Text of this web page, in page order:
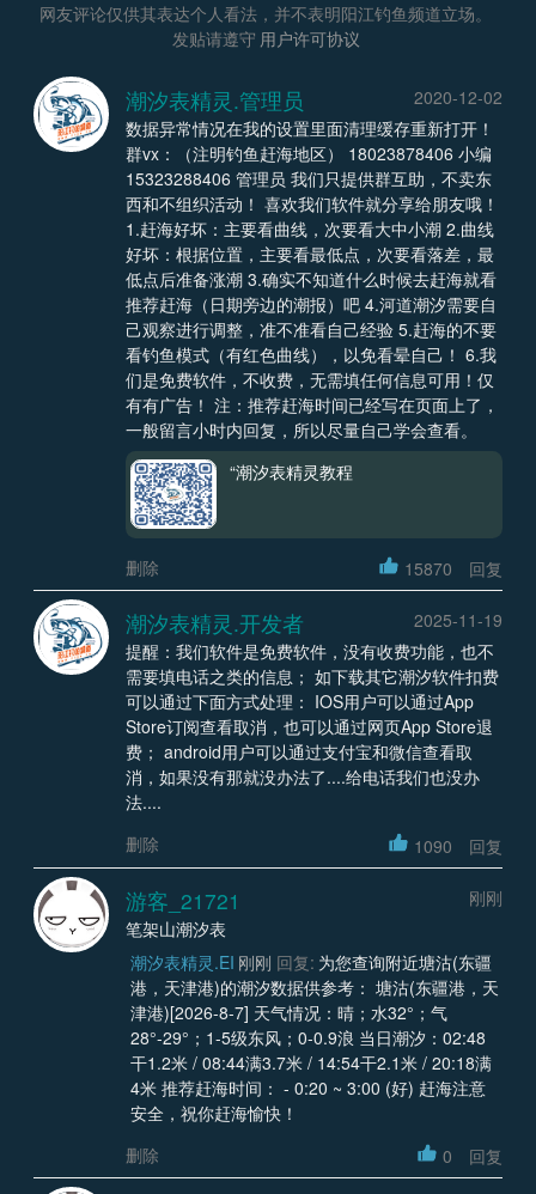
网友评论仅供其表达个人看法，并不表明阳江钓鱼频道立场。
发贴请遵守 用户许可协议
潮汐表精灵.管理员
2020-12-02
数据异常情况在我的设置里面清理缓存重新打开！
群vx：（注明钓鱼赶海地区） 18023878406 小编
15323288406 管理员 我们只提供群互助，不卖东
西和不组织活动！ 喜欢我们软件就分享给朋友哦！
1.赶海好坏：主要看曲线，次要看大中小潮 2.曲线
好坏：根据位置，主要看最低点，次要看落差，最
低点后准备涨潮 3.确实不知道什么时候去赶海就看
推荐赶海（日期旁边的潮报）吧 4.河道潮汐需要自
己观察进行调整，准不准看自己经验 5.赶海的不要
看钓鱼模式（有红色曲线），以免看晕自己！ 6.我
们是免费软件，不收费，无需填任何信息可用！仅
有有广告！ 注：推荐赶海时间已经写在页面上了，
一般留言小时内回复，所以尽量自己学会查看。
“潮汐表精灵教程
删除 15870 回复
潮汐表精灵.开发者
2025-11-19
提醒：我们软件是免费软件，没有收费功能，也不
需要填电话之类的信息； 如下载其它潮汐软件扣费
可以通过下面方式处理： IOS用户可以通过App
Store订阅查看取消，也可以通过网页App Store退
费； android用户可以通过支付宝和微信查看取
消，如果没有那就没办法了....给电话我们也没办
法....
删除
1090 回复
游客_21721
刚刚
笔架山潮汐表
潮汐表精灵.EI 刚刚 回复: 为您查询附近塘沽(东疆
港，天津港)的潮汐数据供参考： 塘沽(东疆港，天
津港)[2026-8-7] 天气情况：晴；水32°；气
28°-29°；1-5级东风；0-0.9浪 当日潮汐：02:48
干1.2米 / 08:44满3.7米 / 14:54干2.1米 / 20:18满
4米 推荐赶海时间： - 0:20 ~ 3:00 (好) 赶海注意
安全，祝你赶海愉快！
删除
0 回复